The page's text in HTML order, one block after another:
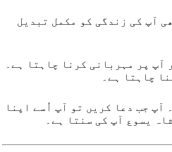
آپ کی زندگی کو مکمل تبدیل
آپ پر مہربانی کرنا چاہتا ہے۔
چاہتا ہے۔
آپ جب دعا کریں تو آپ اُسے اپنا
یسوع آپ کی سنتا ہے۔